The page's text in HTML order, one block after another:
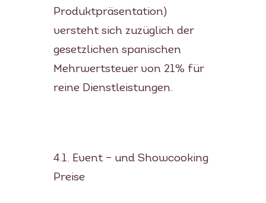
Produktpräsentation)
versteht sich zuzüglich der
gesetzlichen spanischen
Mehrwertsteuer von 21% für
reine Dienstleistungen.
4.1. Event – und Showcooking
Preise
PRIVATKÖCHIN
SPECIALS
MEHRTAGES PAKETE
KONTAKT
ÜBER UNS